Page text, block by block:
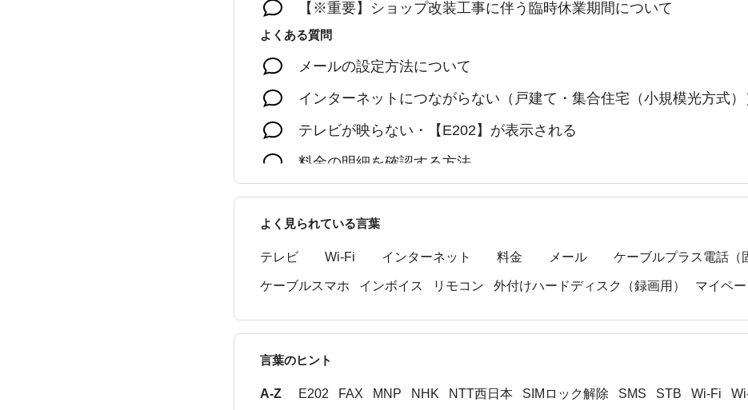
【※重要】ショップ改装工事に伴う臨時休業期間について
よくある質問
メールの設定方法について
インターネットにつながらない（戸建て・集合住宅（小規模光方式）
テレビが映らない・【E202】が表示される
料金の明細を確認する方法
STBに接続するUSB外付けハードディスクの推奨機種
よく見られている言葉
テレビ Wi-Fi インターネット 料金 メール ケーブルプラス電話（
ケーブルスマホ インボイス リモコン 外付けハードディスク（録画用） マイペ
言葉のヒント
A-Z E202 FAX MNP NHK NTT西日本 SIMロック解除 SMS STB Wi-Fi